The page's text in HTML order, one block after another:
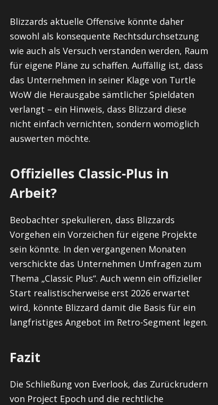
Blizzards aktuelle Offensive könnte daher
sowohl als konsequente Rechtsdurchsetzung
wie auch als Versuch verstanden werden, Raum
für eigene Pläne zu schaffen. Auffällig ist, dass
das Unternehmen in seiner Klage von Turtle
WoW die Herausgabe sämtlicher Spieldaten
verlangt – ein Hinweis, dass Blizzard diese
nicht einfach vernichten, sondern womöglich
auswerten möchte.
Offizielles Classic-Plus in
Arbeit?
Beobachter spekulieren, dass Blizzards
Vorgehen ein Vorzeichen für eigene Projekte
sein könnte. In den vergangenen Monaten
verschickte das Unternehmen Umfragen zum
Thema „Classic Plus“. Auch wenn ein offizieller
Start realistischerweise erst 2026 erwartet
wird, könnte Blizzard damit die Basis für ein
langfristiges Angebot im Retro-Segment legen.
Fazit
Die Schließung von Everlook, das Zurückrudern
von Project Epoch und die rechtliche